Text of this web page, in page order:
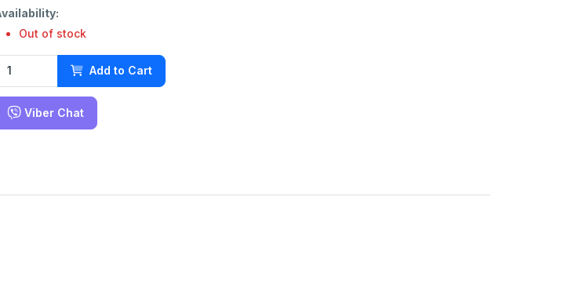
Out of stock
Add to Cart
Viber Chat